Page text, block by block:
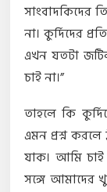
সাংবাদকিদের
না। কুর্দিদের
এখন যতটা
চাই না।”
তাহলে কি
এমন প্রশ্ন করলে
যাক। আমি
সঙ্গে আমাদের